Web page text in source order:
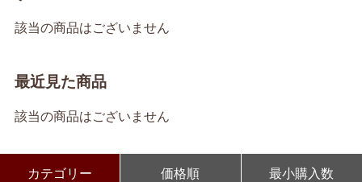
該当の商品はございません
最近見た商品
該当の商品はございません
カテゴリー
価格順
最小購入数